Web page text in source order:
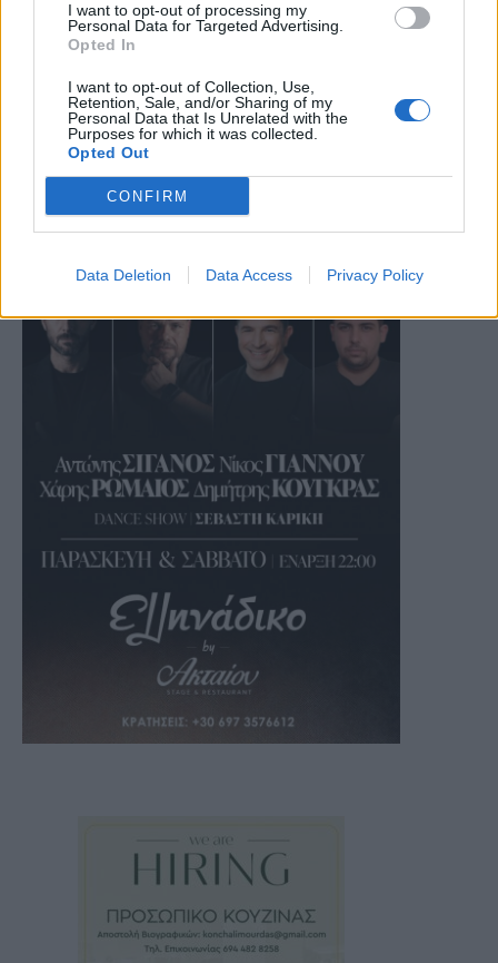
I want to opt-out of processing my
Personal Data for Targeted Advertising.
Opted In
I want to opt-out of Collection, Use,
Retention, Sale, and/or Sharing of my
Personal Data that Is Unrelated with the
Purposes for which it was collected.
Opted Out
CONFIRM
Data Deletion Data Access Privacy Policy